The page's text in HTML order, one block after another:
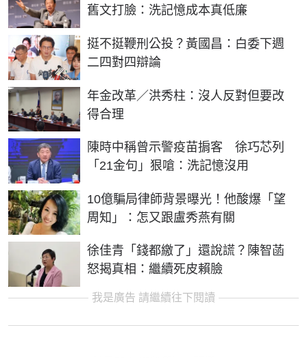
舊文打臉：洗記憶成本真低廉
挺不挺鞭刑公投？黃國昌：白委下週
二四對四辯論
年金改革／洪秀柱：沒人反對但要改
得合理
陳時中稱曾示警疫苗掮客 徐巧芯列
「21金句」狠嗆：洗記憶沒用
10億騙局律師背景曝光！他酸爆「望
周知」：怎又跟盧秀燕有關
徐佳青「錢都繳了」還說謊？陳智菡
怒揭真相：繼續死皮賴臉
我是廣告 請繼續往下閱讀